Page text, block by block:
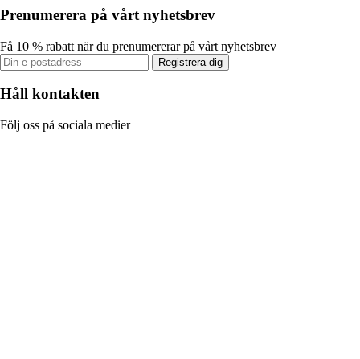
Prenumerera på vårt nyhetsbrev
Få 10 % rabatt när du prenumererar på vårt nyhetsbrev
Registrera dig
Håll kontakten
Följ oss på sociala medier